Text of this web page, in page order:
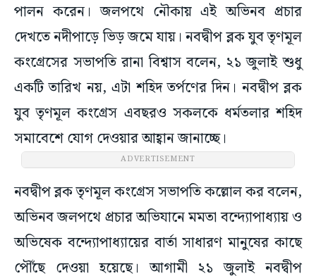
পালন করেন। জলপথে নৌকায় এই অভিনব প্রচার
দেখতে নদীপাড়ে ভিড় জমে যায়। নবদ্বীপ ব্লক যুব তৃণমূল
কংগ্রেসের সভাপতি রানা বিশ্বাস বলেন, ২১ জুলাই শুধু
একটি তারিখ নয়, এটা শহিদ তর্পণের দিন। নবদ্বীপ ব্লক
যুব তৃণমূল কংগ্রেস এবছরও সকলকে ধর্মতলার শহিদ
সমাবেশে যোগ দেওয়ার আহ্বান জানাচ্ছে।
ADVERTISEMENT
নবদ্বীপ ব্লক তৃণমূল কংগ্রেস সভাপতি কল্লোল কর বলেন,
অভিনব জলপথে প্রচার অভিযানে মমতা বন্দ্যোপাধ্যায় ও
অভিষেক বন্দ্যোপাধ্যায়ের বার্তা সাধারণ মানুষের কাছে
পৌঁছে দেওয়া হয়েছে। আগামী ২১ জুলাই নবদ্বীপ